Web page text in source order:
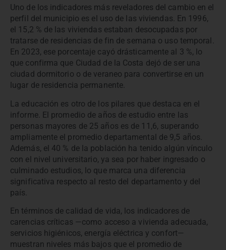
Uno de los indicadores más reveladores del cambio en el
perfil del municipio es el uso de las viviendas. En 1996,
el 15,2 % de las viviendas estaban desocupadas por
tratarse de residencias de fin de semana o uso temporal.
En 2023, ese porcentaje cayó drásticamente al 3 %, lo
que confirma que Ciudad de la Costa dejó de ser una
ciudad dormitorio o de veraneo para convertirse en un
lugar de residencia permanente.
La educación es otro de los pilares que destaca en el
informe. El promedio de años de estudio entre las
personas mayores de 25 años es de 11,6, superando
ampliamente el promedio departamental de 9,5 años.
Además, el 40 % de la población ha tenido algún vínculo
con el nivel universitario, ya sea por haber ingresado o
culminado estudios, lo que marca una diferencia
significativa respecto al resto del departamento y del
país.
En términos de calidad de vida, los indicadores de
carencias críticas —como acceso a vivienda adecuada,
servicios higiénicos, energía eléctrica y confort—
muestran niveles más bajos que el promedio de